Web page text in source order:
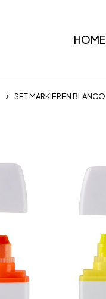
HOME
SET MARKIEREN BLANCO